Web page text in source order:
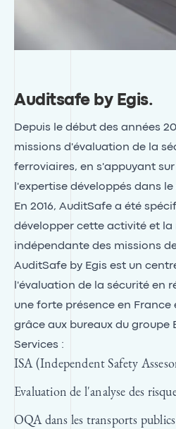
Auditsafe by Egis.
Depuis le début des années
missions d'évaluation de la
ferroviaires, en s'appuyant
l'expertise développés dans
En 2016, AuditSafe a été
développer cette activité et
indépendante des missions
AuditSafe by Egis est un
l'évaluation de la sécurité en
une forte présence en France
grâce aux bureaux du groupe
Services :
ISA (Independent Safety
Evaluation de l'analyse des
OQA dans les transports